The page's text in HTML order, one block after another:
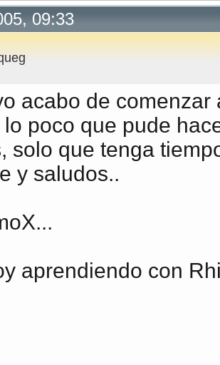
09:33
acabo de
lo poco que pude
solo que tenga
y saludos..
aprendiendo con